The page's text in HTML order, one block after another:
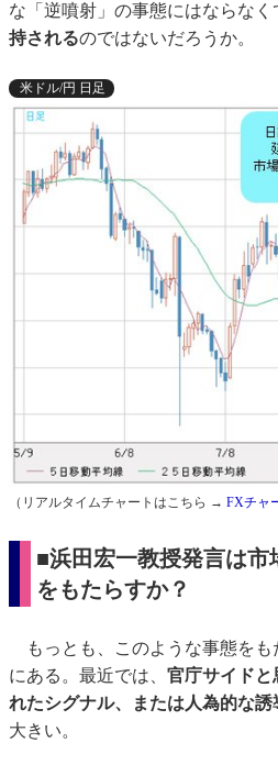
な「逆噴射」の事態にはならなく
持されるのではないだろうか。
米ドル/円 日足
（リアルタイムチャートはこちら → FXチャ
■浜田宏一教授発言は市
をもたらすか？
もっとも、このような事態をも
にある。最近では、 官庁サイドと
れたシグナル、または人為的な誘
大きい。